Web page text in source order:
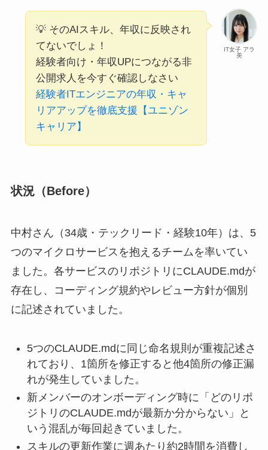
IT女子 アラ
美
💡 そのAIスキル、年収に反映され
てないでしょ！
経験者向け・年収UPにつながる非
公開求人を今すぐ確認しなさい
経験者ITエンジニアの年収・キャ
リアアップを徹底支援【ユニゾン
キャリア】
状況（Before）
中村さん（34歳・テックリード・経験10年）は、5
つのマイクロサービスを抱えるチームを率いてい
ました。各サービスのリポジトリにCLAUDE.mdが
存在し、コーディング規約やレビュー方針が個別
に記述されていました。
5つのCLAUDE.mdに同じ命名規則が重複記述さ
れており、1箇所を修正すると他4箇所の修正漏
れが発生していました。
新メンバーのオンボーディング時に「どのリポ
ジトリのCLAUDE.mdが最新か分からない」と
いう混乱が毎回起きていました。
スキルの更新作業に週あたり約2時間を消費し